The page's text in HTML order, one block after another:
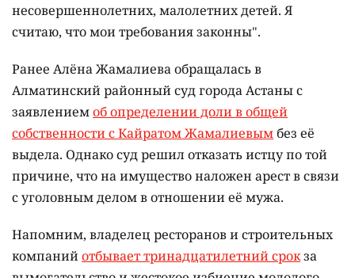
несовершеннолетних, малолетних детей. Я
считаю, что мои требования законны".
Ранее Алёна Жамалиева обращалась в
Алматинский районный суд города Астаны с
заявлениемоб определении доли в общей
собственности с Кайратом Жамалиевымбез её
выдела. Однако суд решил отказать истцу по той
причине, что на имущество наложен арест в связи
с уголовным делом в отношении её мужа.
Напомним, владелец ресторанов и строительных
компанийотбывает тринадцатилетний срокза